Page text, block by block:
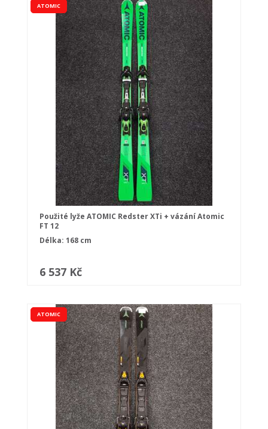
ATOMIC
Použité lyže ATOMIC Redster XTi + vázání Atomic
FT 12
Délka: 168 cm
6 537 Kč
ATOMIC